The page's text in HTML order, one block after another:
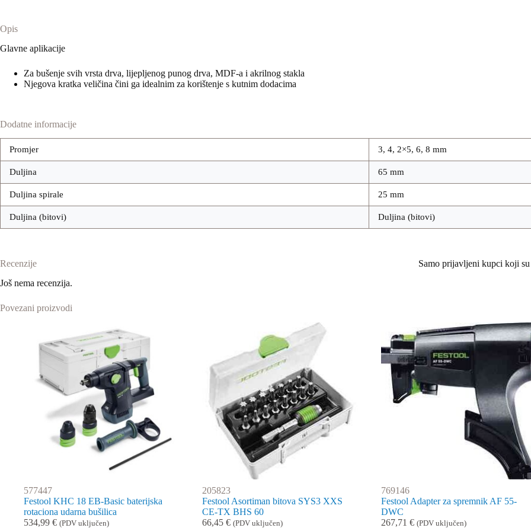
Opis
Glavne aplikacije
Za bušenje svih vrsta drva, lijepljenog punog drva, MDF-a i akrilnog stakla
Njegova kratka veličina čini ga idealnim za korištenje s kutnim dodacima
Dodatne informacije
Promjer 3, 4, 2×5, 6, 8 mm
Duljina 65 mm
Duljina spirale 25 mm
Duljina (bitovi) Duljina (bitovi)
Recenzije
Još nema recenzija.
Samo prijavljeni kupci koji
Povezani proizvodi
577447
Festool KHC 18 EB-Basic baterijska
rotaciona udarna bušilica
534,99 € (PDV uključen)
205823
Festool Asortiman bitova SYS3 XXS
CE-TX BHS 60
66,45€ (PDV uključen)
769146
Festool Adapter za spremnik AF 55-
DWC
267,71 € (PDV uključen)